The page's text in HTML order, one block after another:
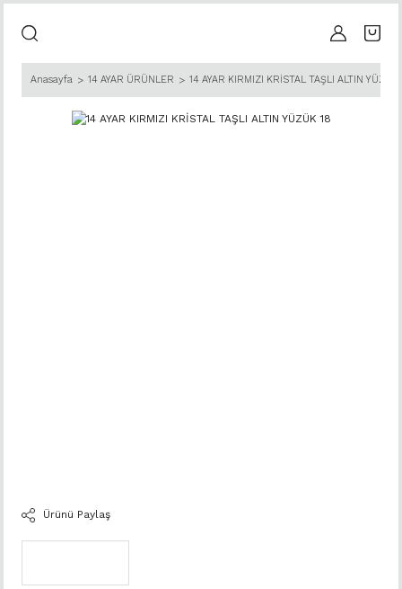
Anasayfa 14 AYAR ÜRÜNLER 14 AYAR KIRMIZI KRİSTAL TAŞLI ALTIN YÜZÜK
Ürünü Paylaş